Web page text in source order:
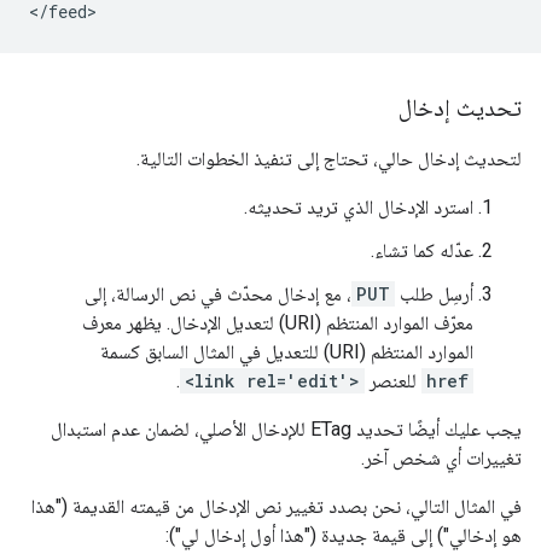
تحديث إدخال
لتحديث إدخال حالي، تحتاج إلى تنفيذ الخطوات التالية.
استرد الإدخال الذي تريد تحديثه.
عدّله كما تشاء.
أرسِل طلب PUT ، مع إدخال محدّث في نص الرسالة، إلى
معرّف الموارد المنتظم (URI) لتعديل الإدخال. يظهر معرف
الموارد المنتظم (URI) للتعديل في المثال السابق كسمة
href للعنصر <link rel='edit'>
.
يجب عليك أيضًا تحديد ETag للإدخال الأصلي، لضمان عدم استبدال
تغييرات أي شخص آخر.
في المثال التالي، نحن بصدد تغيير نص الإدخال من قيمته القديمة ("هذا
هو إدخالي") إلى قيمة جديدة ("هذا أول إدخال لي"):